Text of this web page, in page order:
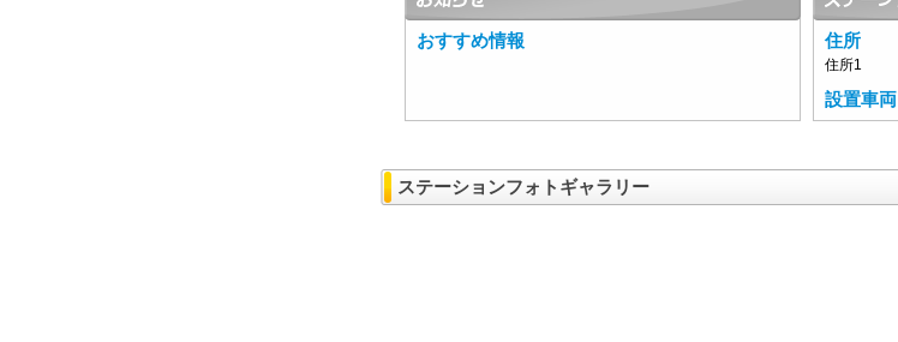
おすすめ情報 住所
住所1
設置車両
ステーションフォトギャラリー